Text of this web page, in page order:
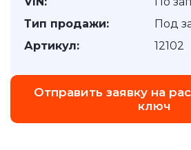
Тип продажи:
Под
Артикул:
12102
Отправить заявку на
ключ